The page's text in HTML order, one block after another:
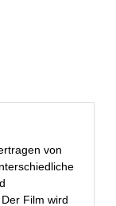
von
Film wird